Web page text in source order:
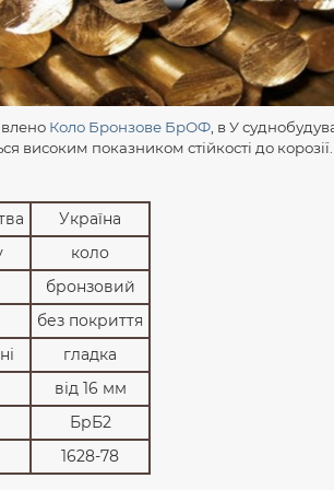
Коло Бронзове БрОФ , в У
високим показником стійкості до корозії.
Україна
коло
бронзовий
без покриття
гладка
від 16 мм
БрБ2
1628-78